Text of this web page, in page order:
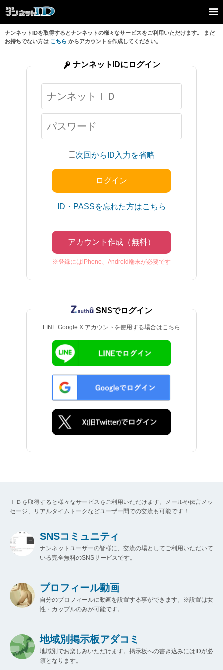
ナンネットIDを取得するとナンネットの様々なサービスをご利用いただけます。 まだ
お持ちでない方は こちら からアカウントを作成してください。
次回からID入力を省略
ID・PASSを忘れた方はこちら
アカウント作成（無料）
※登録にはiPhone、Android端末が必要です
ナンネットIDにログイン
LINE Google X アカウントを使用する場合はこちら
SNSでログイン
ＩＤを取得すると様々なサービスをご利用いただけます。メールや伝言メッ
セージ、リアルタイムトークなどユーザー間での交流も可能です！
SNSコミュニティ
ナンネットユーザーの皆様に、交流の場としてご利用いただいて
いる完全無料のSNSサービスです。
プロフィール動画
自分のプロフィールに動画を設置する事ができます。※設置は女
性・カップルのみが可能です。
地域別掲示板アダコミ
地域別でお楽しみいただけます。掲示板への書き込みにはIDが必
須となります。